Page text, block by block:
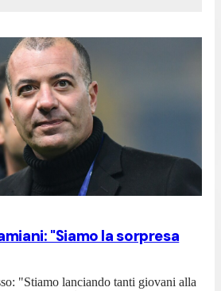
"Siamo la sorpresa
"Stiamo lanciando tanti giovani alla